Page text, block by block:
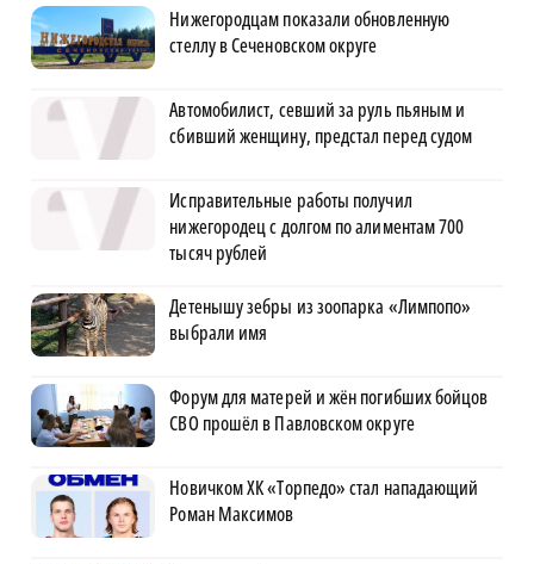
Нижегородцам показали обновленную
стеллу в Сеченовском округе
Автомобилист, севший за руль пьяным и
сбивший женщину, предстал перед судом
Исправительные работы получил
нижегородец с долгом по алиментам 700
тысяч рублей
Детенышу зебры из зоопарка «Лимпопо»
выбрали имя
Форум для матерей и жён погибших бойцов
СВО прошёл в Павловском округе
Новичком ХК «Торпедо» стал нападающий
Роман Максимов